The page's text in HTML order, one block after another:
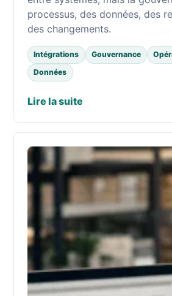
processus, des données, des
des changements.
Intégrations Gouvernance
Données
Lire la suite